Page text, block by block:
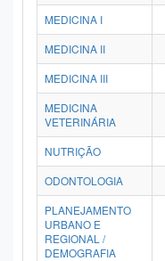
MEDICINA I
MEDICINA II
MEDICINA III
MEDICINA
VETERINÁRIA
NUTRIÇÃO
ODONTOLOGIA
PLANEJAMENTO
URBANO E
REGIONAL /
DEMOGRAFIA